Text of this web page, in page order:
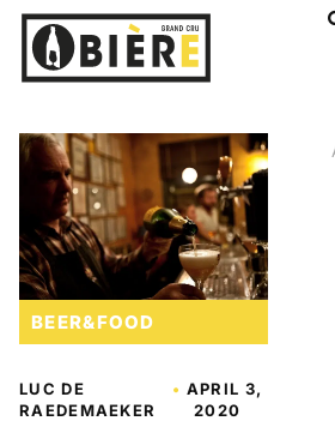
BEER&FOOD
LUC DE
RAEDEMAEKER
• APRIL 3,
2020